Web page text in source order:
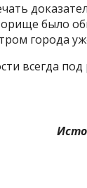
было
города
всегда